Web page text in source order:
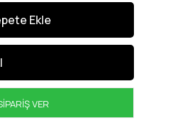
VER